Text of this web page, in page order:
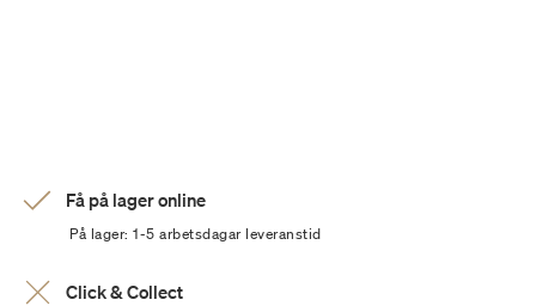
Få på lager online
På lager: 1-5 arbetsdagar leveranstid
Click & Collect